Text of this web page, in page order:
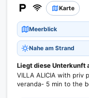
Karte
Meerblick
Nahe am Strand
Liegt diese Unterkunft
VILLA ALICIA with priv
veranda- 5 min to the